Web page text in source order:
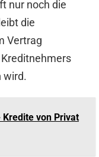
nur noch die
die
Vertrag
wird.
von Privat